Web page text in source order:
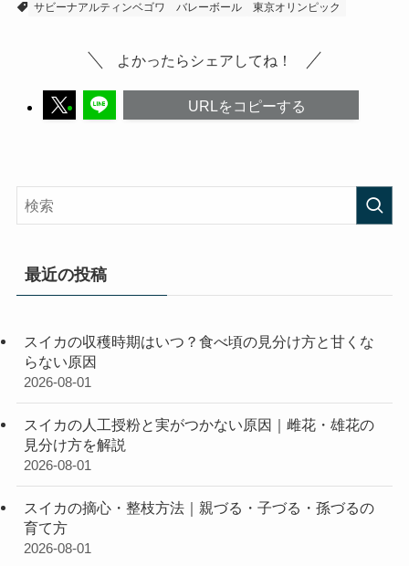
サビーナアルティンベゴワ
バレーボール 東京オリンピック
よかったらシェアしてね！
URLをコピーする
最近の投稿
スイカの収穫時期はいつ？食べ頃の見分け方と甘くな
らない原因
2026-08-01
スイカの人工授粉と実がつかない原因｜雌花・雄花の
見分け方を解説
2026-08-01
スイカの摘心・整枝方法｜親づる・子づる・孫づるの
育て方
2026-08-01